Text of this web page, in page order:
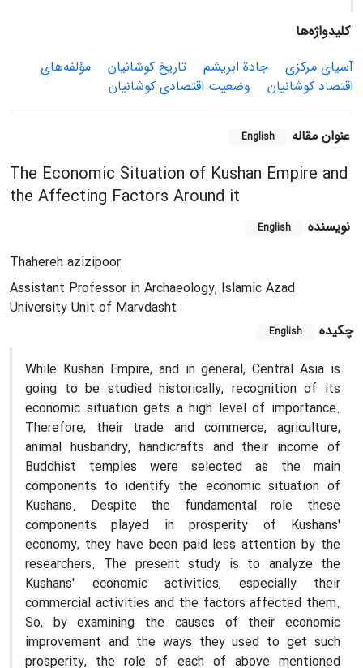
کلیدواژه‌ها
آسیای مرکزی
جادة ابریشم تاریخ کوشانیان
مؤلفه‌های
اقتصاد کوشانیان
وضعیت اقتصادی کوشانیان
عنوان مقاله English
The Economic Situation of Kushan Empire and
the Affecting Factors Around it
نویسنده English
Thahereh azizipoor
Assistant Professor in Archaeology, Islamic Azad
University Unit of Marvdasht
چکیده
English
While Kushan Empire, and in general, Central Asia is
going to be studied historically, recognition of its
economic situation gets a high level of importance.
Therefore, their trade and commerce, agriculture,
animal husbandry, handicrafts and their income of
Buddhist temples were selected as the main
components to identify the economic situation of
Kushans. Despite the fundamental role these
components played in prosperity of Kushans'
economy, they have been paid less attention by the
researchers. The present study is to analyze the
Kushans' economic activities, especially their
commercial activities and the factors affected them.
So, by examining the causes of their economic
improvement and the ways they used to get such
prosperity, the role of each of above mentioned